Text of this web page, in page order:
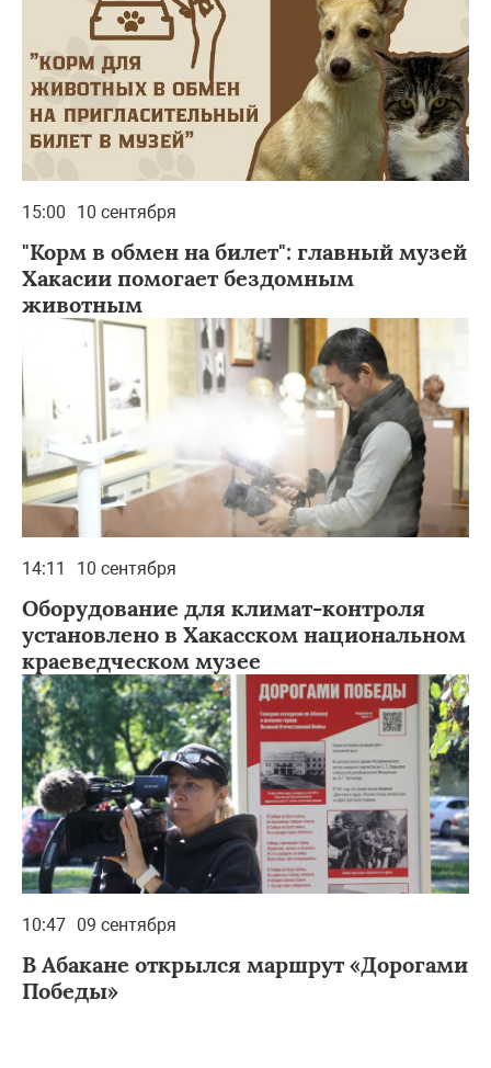
15:00 10 сентября
"Корм в обмен на билет": главный музей
Хакасии помогает бездомным
животным
14:11 10 сентября
Оборудование для климат-контроля
установлено в Хакасском национальном
краеведческом музее
10:47 09 сентября
В Абакане открылся маршрут «Дорогами
Победы»